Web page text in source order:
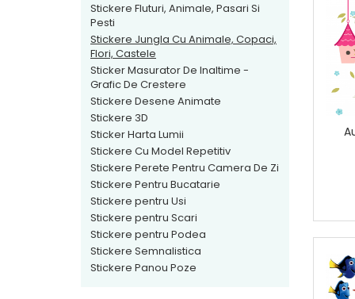
Stickere Desene Animate
Sticker Harta Lumii
Stickere Cu Model Repetitiv
Stickere Perete Pentru Camera
Stickere Pentru Bucatarie
Stickere pentru Usi
Stickere pentru Scari
Stickere pentru Podea
Stickere Semnalistica
Stickere Panou Poze
Stickere Fluturi, Animale, Pasari Si
Pesti
Stickere Jungla Cu Animale, Copaci,
Flori, Castele
Sticker Masurator De Inaltime -
Grafic De Crestere
Stickere Desene Animate
Stickere 3D
Sticker Harta Lumii
Stickere Cu Model Repetitiv
Stickere Perete Pentru Camera De Zi
Stickere Pentru Bucatarie
Stickere pentru Usi
Stickere pentru Scari
Stickere pentru Podea
Stickere Semnalistica
Stickere Panou Poze